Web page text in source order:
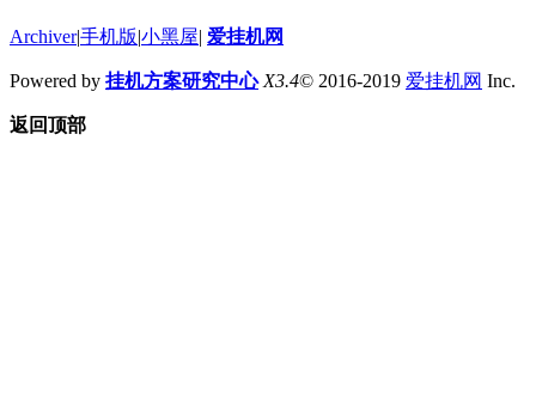
Archiver|手机版|小黑屋| 爱挂机网
Powered by 挂机方案研究中心 X3.4© 2016-2019 爱挂机网 Inc.
返回顶部